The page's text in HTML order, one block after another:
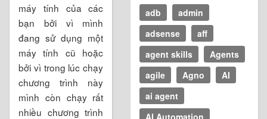
máy tính của các
bạn bởi vì mình
đang sử dụng một
máy tính cũ hoặc
bởi vì trong lúc chạy
chương trình này
mình còn chạy rất
nhiều chương trình
adb
admin
adsense
aff
agent skills
Agents
agile
Agno
AI
ai agent
AI Automation